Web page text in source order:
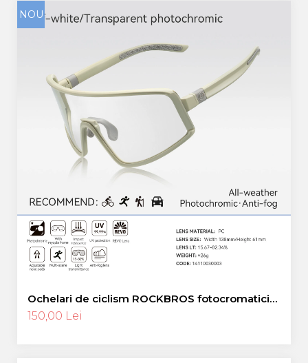
NOU
Ochelari de ciclism ROCKBROS fotocromatici
anti-aburire UV400 reglabili
150,00 Lei